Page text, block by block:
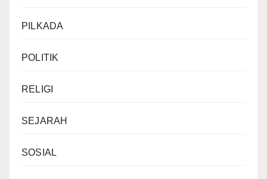
PILKADA
POLITIK
RELIGI
SEJARAH
SOSIAL